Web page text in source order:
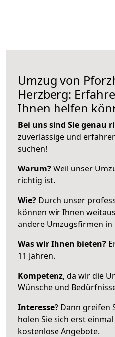
Umzug von
Herzberg:
Ihnen helfen
Bei uns sind Sie genau
zuverlässige und
suchen!
Warum?Weil unser
richtig ist.
Wie? Durch unser
können wir Ihnen
andere Umzugsfirmen in
Was wir Ihnen bieten?
11 Jahren.
Kompetenz, da wir die
Wünsche und
Interesse? Dann greifen
holen Sie sich erst
kostenlose Angebote.